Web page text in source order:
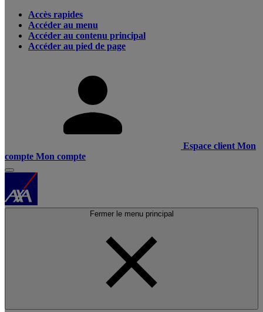
Accès rapides
Accéder au menu
Accéder au contenu principal
Accéder au pied de page
Espace client Mon
compte Mon compte
Fermer le menu principal